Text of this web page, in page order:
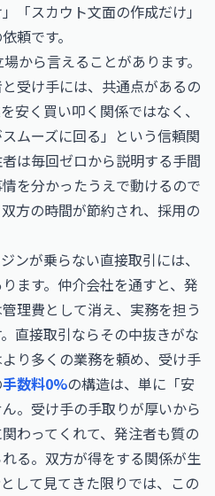
「スカウト文面の作成だけ」
頼です。
から言えることがあります。
受け手には、共通点があるの
安く買い叩く関係ではなく、
ムーズに回る」という信頼関
は毎回ゼロから説明する手間
を分かったうえで動けるので
方の時間が節約され、採用の
ンが乗らない直接取引には、
ます。仲介会社を通すと、発
理費として消え、実務を担う
直接取引ならその中抜きがな
り多くの業務を頼め、受け手
手数料0%の構造は、単に「安
。受け手の手取りが厚いから
わってくれて、発注者も質の
る。双方が得をする関係が生
して見てきた限りでは、この